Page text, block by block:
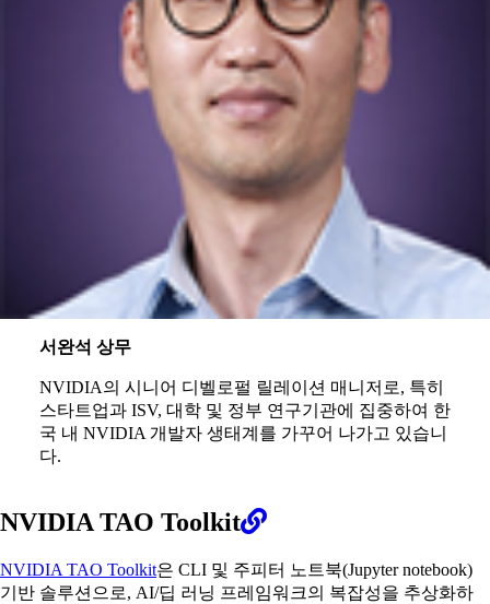
서완석 상무
NVIDIA의 시니어 디벨로펄 릴레이션 매니저로, 특히
스타트업과 ISV, 대학 및 정부 연구기관에 집중하여 한
국 내 NVIDIA 개발자 생태계를 가꾸어 나가고 있습니
다.
NVIDIA TAO Toolkit
NVIDIA TAO Toolkit은 CLI 및 주피터 노트북(Jupyter notebook)
기반 솔루션으로, AI/딥 러닝 프레임워크의 복잡성을 추상화하